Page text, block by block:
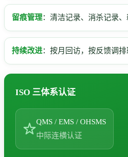
留痕管理：清洁记录、消杀记录、
持续改进：按月回访，按反馈调排
ISO 三体系认证
QMS / EMS / OHSMS
中际连横认证